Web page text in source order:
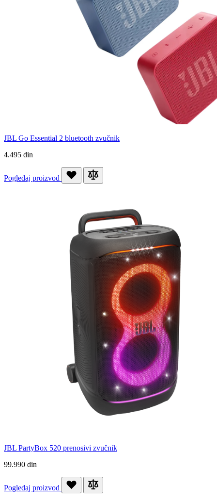
JBL Go Essential 2 bluetooth zvučnik
4.495 din
Pogledaj proizvod
JBL PartyBox 520 prenosivi zvučnik
99.990 din
Pogledaj proizvod